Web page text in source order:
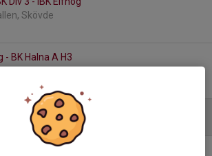
Skövde
- BK Halna A H3
Utveckling - IBK Elfhög